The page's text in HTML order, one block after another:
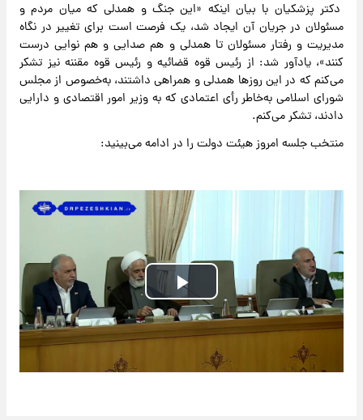
دکتر پزشکیان با بیان اینکه «این جنگ و همدلی که میان مردم و
مسئولان در جریان آن ایجاد شد، یک فرصت است برای تغییر در نگاه
مدیریت و رفتار مسئولان تا همدلی و هم صدایی و هم نوایی درست
کنند»، یادآور شد: از رئیس قوه قضائیه و رئیس قوه مقننه نیز تشکر
می‌کنم که در این روزها همدلی و همراهی داشتند، به‌خصوص از مجلس
شورای اسلامی به‌خاطر رأی اعتمادی که به وزیر امور اقتصادی و دارایی
دادند، تشکر می‌کنم.
منتخب جلسه امروز هیئت دولت را در ادامه می‌بینید:
Play
Video